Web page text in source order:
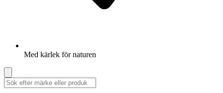
Med kärlek för naturen